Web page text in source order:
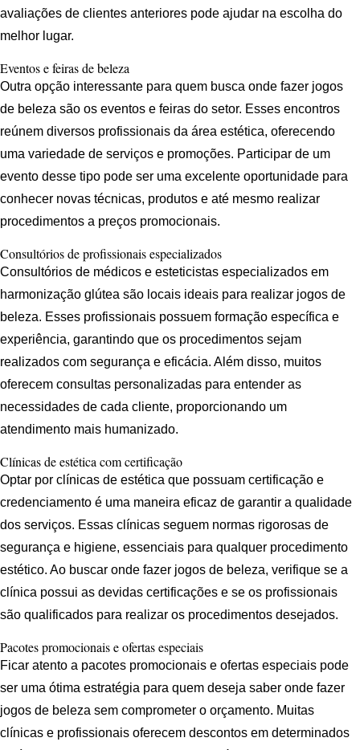
avaliações de clientes anteriores pode ajudar na escolha do
melhor lugar.
Eventos e feiras de beleza
Outra opção interessante para quem busca onde fazer jogos
de beleza são os eventos e feiras do setor. Esses encontros
reúnem diversos profissionais da área estética, oferecendo
uma variedade de serviços e promoções. Participar de um
evento desse tipo pode ser uma excelente oportunidade para
conhecer novas técnicas, produtos e até mesmo realizar
procedimentos a preços promocionais.
Consultórios de profissionais especializados
Consultórios de médicos e esteticistas especializados em
harmonização glútea são locais ideais para realizar jogos de
beleza. Esses profissionais possuem formação específica e
experiência, garantindo que os procedimentos sejam
realizados com segurança e eficácia. Além disso, muitos
oferecem consultas personalizadas para entender as
necessidades de cada cliente, proporcionando um
atendimento mais humanizado.
Clínicas de estética com certificação
Optar por clínicas de estética que possuam certificação e
credenciamento é uma maneira eficaz de garantir a qualidade
dos serviços. Essas clínicas seguem normas rigorosas de
segurança e higiene, essenciais para qualquer procedimento
estético. Ao buscar onde fazer jogos de beleza, verifique se a
clínica possui as devidas certificações e se os profissionais
são qualificados para realizar os procedimentos desejados.
Pacotes promocionais e ofertas especiais
Ficar atento a pacotes promocionais e ofertas especiais pode
ser uma ótima estratégia para quem deseja saber onde fazer
jogos de beleza sem comprometer o orçamento. Muitas
clínicas e profissionais oferecem descontos em determinados